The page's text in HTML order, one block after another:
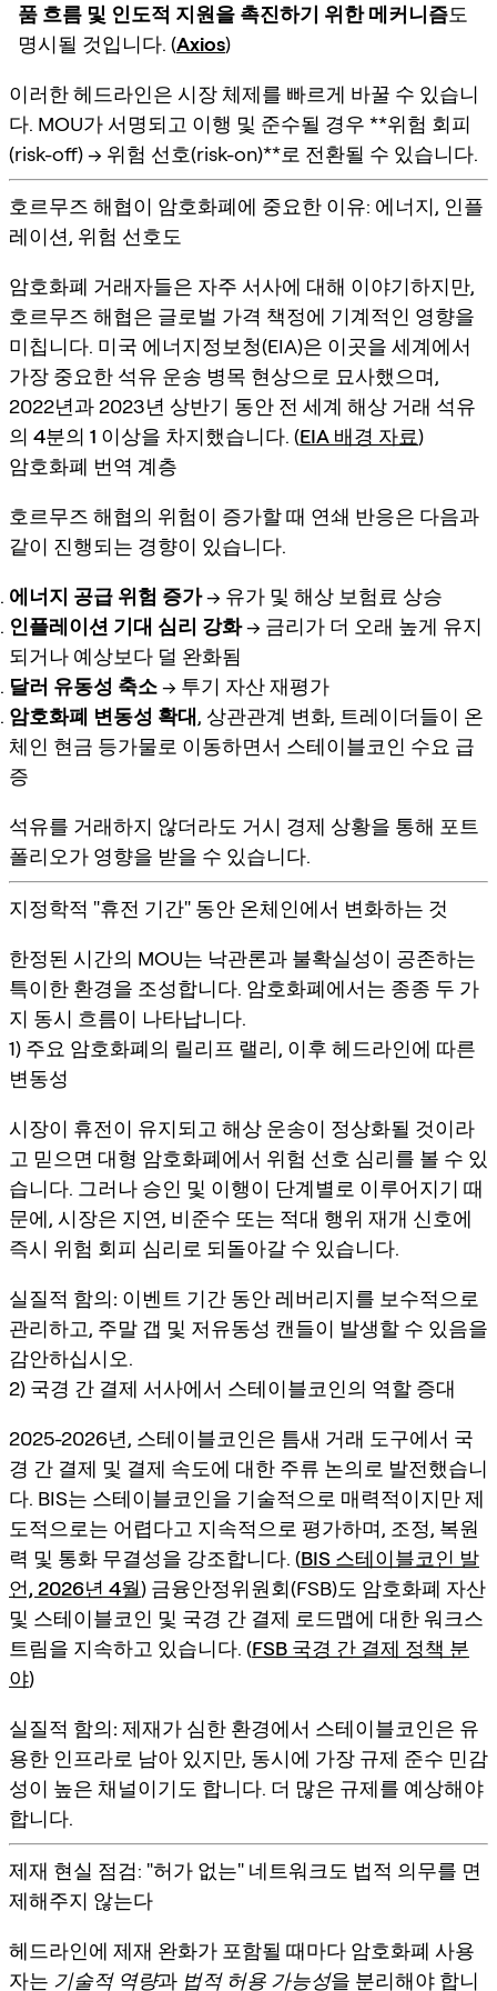
품 흐름 및 인도적 지원을 촉진하기 위한 메커니즘도
명시될 것입니다. (Axios)
이러한 헤드라인은 시장 체제를 빠르게 바꿀 수 있습니
다. MOU가 서명되고 이행 및 준수될 경우 **위험 회피
(risk-off) → 위험 선호(risk-on)**로 전환될 수 있습니다.
호르무즈 해협이 암호화폐에 중요한 이유: 에너지, 인플
레이션, 위험 선호도
암호화폐 거래자들은 자주 서사에 대해 이야기하지만,
호르무즈 해협은 글로벌 가격 책정에 기계적인 영향을
미칩니다. 미국 에너지정보청(EIA)은 이곳을 세계에서
가장 중요한 석유 운송 병목 현상으로 묘사했으며,
2022년과 2023년 상반기 동안 전 세계 해상 거래 석유
의 4분의 1 이상을 차지했습니다. (EIA 배경 자료)
암호화폐 번역 계층
호르무즈 해협의 위험이 증가할 때 연쇄 반응은 다음과
같이 진행되는 경향이 있습니다.
에너지 공급 위험 증가→ 유가 및 해상 보험료 상승
인플레이션 기대 심리 강화→ 금리가 더 오래 높게 유지
되거나 예상보다 덜 완화됨
달러 유동성 축소→ 투기 자산 재평가
암호화폐 변동성 확대, 상관관계 변화, 트레이더들이 온
체인 현금 등가물로 이동하면서 스테이블코인 수요 급
증
석유를 거래하지 않더라도 거시 경제 상황을 통해 포트
폴리오가 영향을 받을 수 있습니다.
지정학적 "휴전 기간" 동안 온체인에서 변화하는 것
한정된 시간의 MOU는 낙관론과 불확실성이 공존하는
특이한 환경을 조성합니다. 암호화폐에서는 종종 두 가
지 동시 흐름이 나타납니다.
1) 주요 암호화폐의 릴리프 랠리, 이후 헤드라인에 따른
변동성
시장이 휴전이 유지되고 해상 운송이 정상화될 것이라
고 믿으면 대형 암호화폐에서 위험 선호 심리를 볼 수 있
습니다. 그러나 승인 및 이행이 단계별로 이루어지기 때
문에, 시장은 지연, 비준수 또는 적대 행위 재개 신호에
즉시 위험 회피 심리로 되돌아갈 수 있습니다.
실질적 함의: 이벤트 기간 동안 레버리지를 보수적으로
관리하고, 주말 갭 및 저유동성 캔들이 발생할 수 있음을
감안하십시오.
2) 국경 간 결제 서사에서 스테이블코인의 역할 증대
2025-2026년, 스테이블코인은 틈새 거래 도구에서 국
경 간 결제 및 결제 속도에 대한 주류 논의로 발전했습니
다. BIS는 스테이블코인을 기술적으로 매력적이지만 제
도적으로는 어렵다고 지속적으로 평가하며, 조정, 복원
력 및 통화 무결성을 강조합니다. (BIS 스테이블코인 발
언, 2026년 4월) 금융안정위원회(FSB)도 암호화폐 자산
및 스테이블코인 및 국경 간 결제 로드맵에 대한 워크스
트림을 지속하고 있습니다. (FSB 국경 간 결제 정책 분
야)
실질적 함의: 제재가 심한 환경에서 스테이블코인은 유
용한 인프라로 남아 있지만, 동시에 가장 규제 준수 민감
성이 높은 채널이기도 합니다. 더 많은 규제를 예상해야
합니다.
제재 현실 점검: "허가 없는" 네트워크도 법적 의무를 면
제해주지 않는다
헤드라인에 제재 완화가 포함될 때마다 암호화폐 사용
자는 기술적 역량과 법적 허용 가능성을 분리해야 합니